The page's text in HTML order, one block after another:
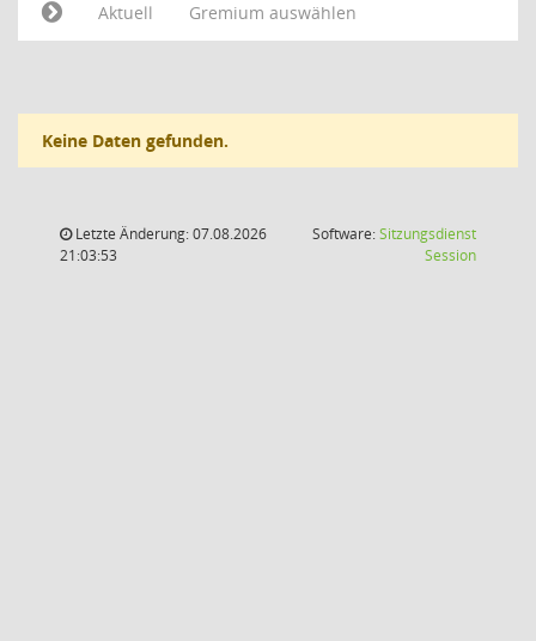
Aktuell
Gremium auswählen
Keine Daten gefunden.
Letzte Änderung: 07.08.2026
21:03:53
Software:Sitzungsdienst
Session(Wird in